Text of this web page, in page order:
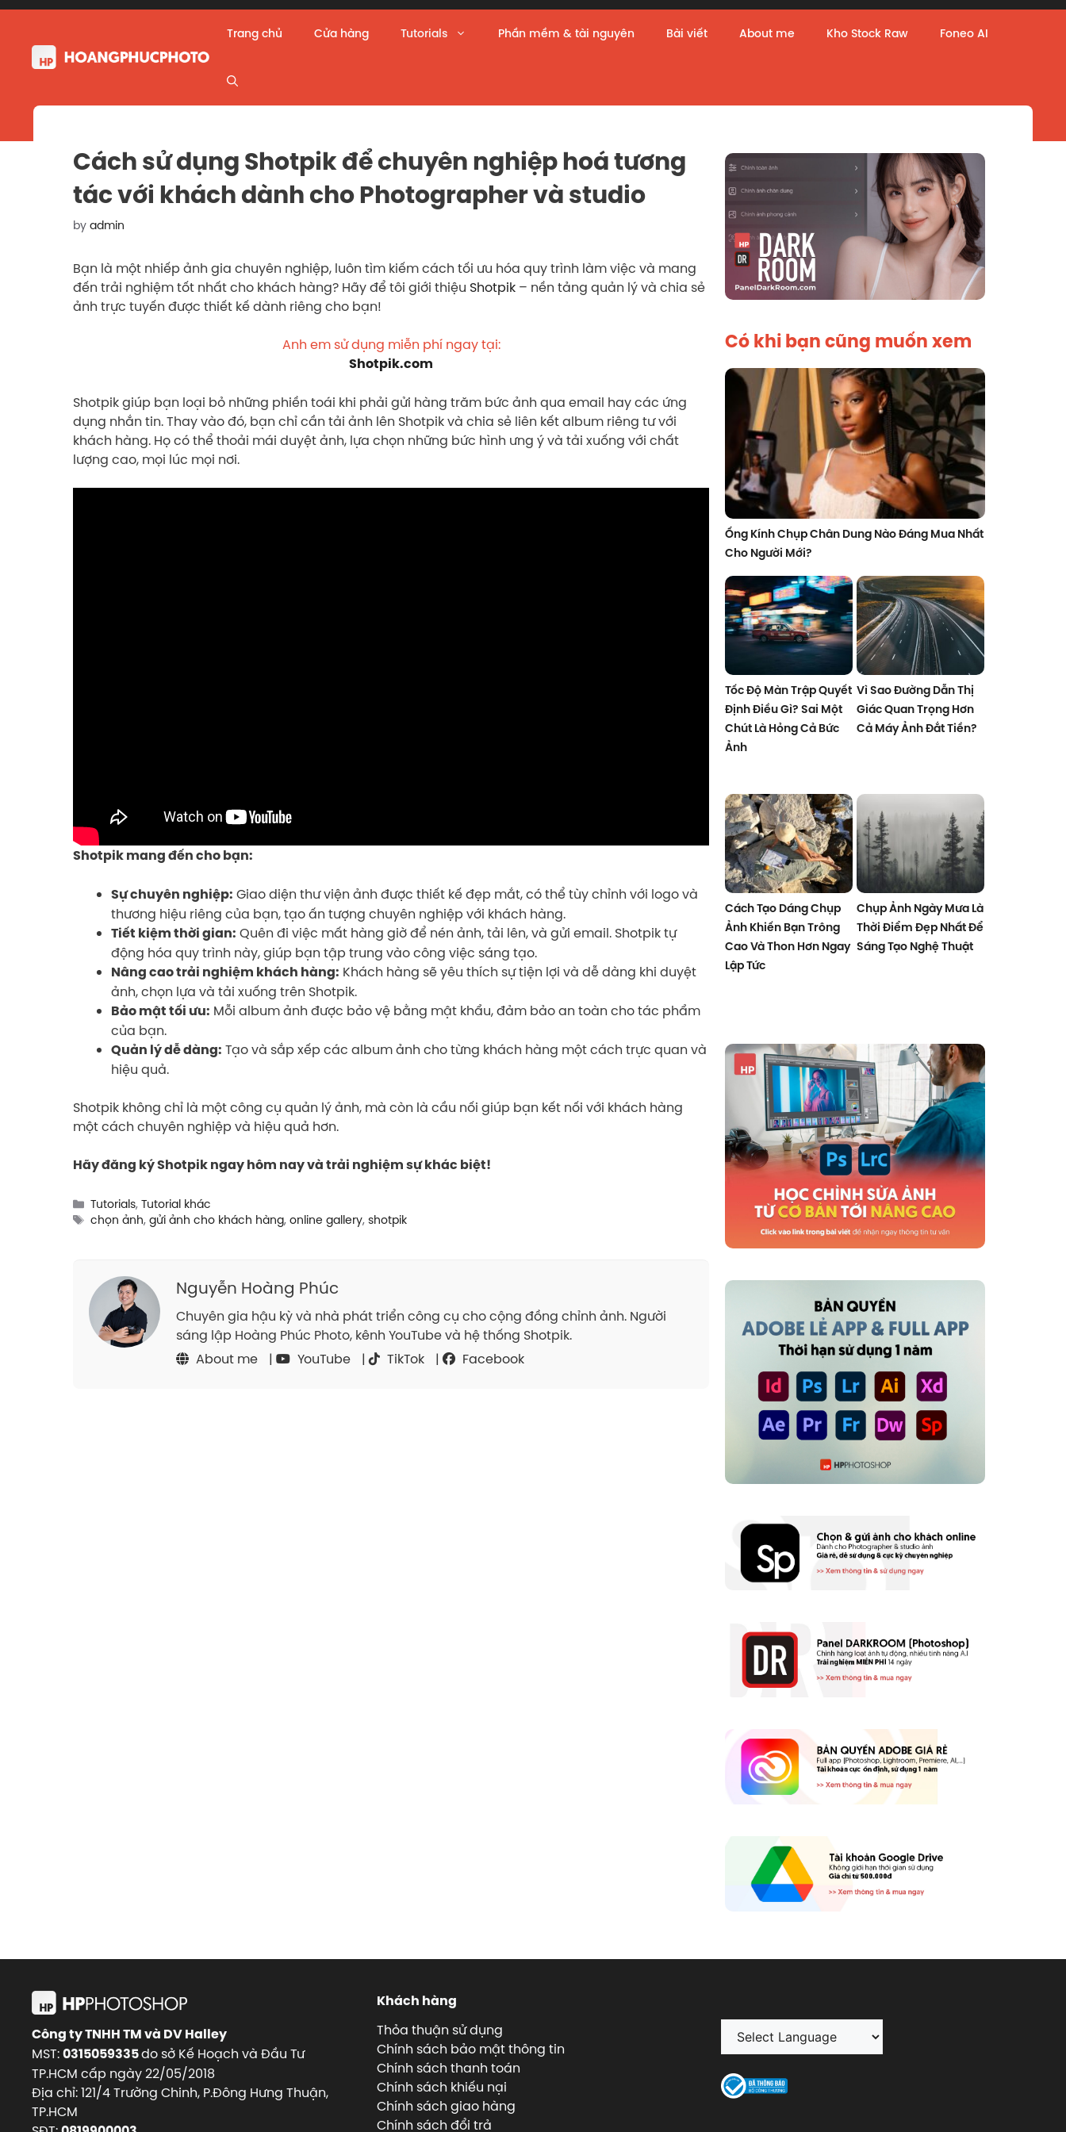
Skip
content
Trang chủ Cửa hàng Tutorials Phần mềm & tài nguyên Bài viết About me Kho Stock Raw Foneo AI
Cách sử dụng Shotpik để chuyên nghiệp hoá tương
tác với khách dành cho Photographer và studio
by admin
Bạn là một nhiếp ảnh gia chuyên nghiệp, luôn tìm kiếm cách tối ưu hóa quy trình làm việc và mang
đến trải nghiệm tốt nhất cho khách hàng? Hãy để tôi giới thiệu Shotpik – nền tảng quản lý và chia sẻ
ảnh trực tuyến được thiết kế dành riêng cho bạn!
Anh em sử dụng miễn phí ngay tại:
Shotpik.com
Shotpik giúp bạn loại bỏ những phiền toái khi phải gửi hàng trăm bức ảnh qua email hay các ứng
dụng nhắn tin. Thay vào đó, bạn chỉ cần tải ảnh lên Shotpik và chia sẻ liên kết album riêng tư với
khách hàng. Họ có thể thoải mái duyệt ảnh, lựa chọn những bức hình ưng ý và tải xuống với chất
lượng cao, mọi lúc mọi nơi.
Shotpik mang đến cho bạn:
Sự chuyên nghiệp: Giao diện thư viện ảnh được thiết kế đẹp mắt, có thể tùy chỉnh với logo và
thương hiệu riêng của bạn, tạo ấn tượng chuyên nghiệp với khách hàng.
Tiết kiệm thời gian: Quên đi việc mất hàng giờ để nén ảnh, tải lên, và gửi email. Shotpik tự
động hóa quy trình này, giúp bạn tập trung vào công việc sáng tạo.
Nâng cao trải nghiệm khách hàng: Khách hàng sẽ yêu thích sự tiện lợi và dễ dàng khi duyệt
ảnh, chọn lựa và tải xuống trên Shotpik.
Bảo mật tối ưu: Mỗi album ảnh được bảo vệ bằng mật khẩu, đảm bảo an toàn cho tác phẩm
của bạn.
Quản lý dễ dàng: Tạo và sắp xếp các album ảnh cho từng khách hàng một cách trực quan và
hiệu quả.
Shotpik không chỉ là một công cụ quản lý ảnh, mà còn là cầu nối giúp bạn kết nối với khách hàng
một cách chuyên nghiệp và hiệu quả hơn.
Hãy đăng ký Shotpik ngay hôm nay và trải nghiệm sự khác biệt!
Categories
Tutorials, Tutorial khác
Tags
chọn ảnh, gửi ảnh cho khách hàng, online gallery, shotpik
Nguyễn Hoàng Phúc
Chuyên gia hậu kỳ và nhà phát triển công cụ cho cộng đồng chỉnh ảnh. Người
sáng lập Hoàng Phúc Photo, kênh YouTube và hệ thống Shotpik.
About me
| YouTube | TikTok | Facebook
Có khi bạn cũng muốn xem
Ống Kính Chụp Chân Dung Nào Đáng Mua Nhất
Cho Người Mới?
Tốc Độ Màn Trập Quyết
Định Điều Gì? Sai Một
Chút Là Hỏng Cả Bức
Ảnh
Vì Sao Đường Dẫn Thị
Giác Quan Trọng Hơn
Cả Máy Ảnh Đắt Tiền?
Cách Tạo Dáng Chụp
Ảnh Khiến Bạn Trông
Cao Và Thon Hơn Ngay
Lập Tức
Chụp Ảnh Ngày Mưa Là
Thời Điểm Đẹp Nhất Để
Sáng Tạo Nghệ Thuật
Công ty TNHH TM và DV Halley
MST:0315059335do sở Kế Hoạch và Đầu Tư
TP.HCM cấp ngày 22/05/2018
Địa chỉ: 121/4 Trường Chinh, P.Đông Hưng Thuận,
TP.HCM
Khách hàng
Thỏa thuận sử dụng
Chính sách bảo mật thông tin
Chính sách thanh toán
Chính sách khiếu nại
Chính sách giao hàng
Chính sách đổi trả